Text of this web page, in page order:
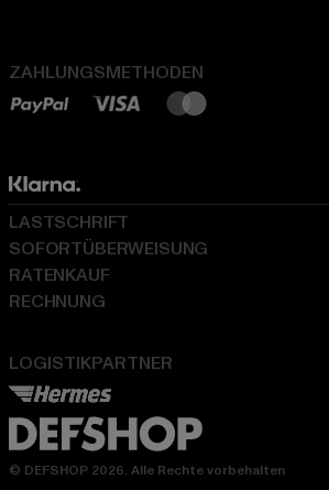
ZAHLUNGSMETHODEN
LOGISTIKPARTNER
LASTSCHRIFT
SOFORTÜBERWEISUNG
RATENKAUF
RECHNUNG
© DEFSHOP 2026. Alle Rechte vorbehalten